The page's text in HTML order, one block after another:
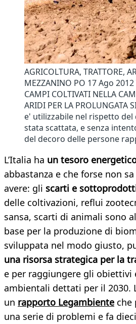
AGRICOLTURA, TRATTORE,
MEZZANINO PO 17 Ago 2012
CAMPI COLTIVATI NELLA
ARIDI PER LA PROLUNGATA
e' utilizzabile nel rispetto del
stata scattata, e senza
del decoro delle persone
L’Italia ha un tesoro
abbastanza e che forse non
avere: gli scarti e
delle coltivazioni, reflui
sansa, scarti di animali sono
base per la produzione di
sviluppata nel modo giusto,
una risorsa strategica per la
e per raggiungere gli obiettivi
ambientali dettati per il 2030.
un rapporto Legambiente che
una serie di problemi e fa